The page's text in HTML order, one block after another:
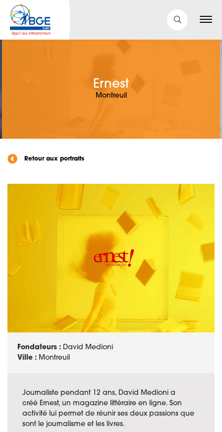
Ernest
Montreuil
Retour aux portraits
Fondateurs : David Medioni
Ville : Montreuil
Journaliste pendant 12 ans, David Medioni a
créé Ernest, un magazine littéraire en ligne. Son
activité lui permet de réunir ses deux passions que
sont le journalisme et les livres.